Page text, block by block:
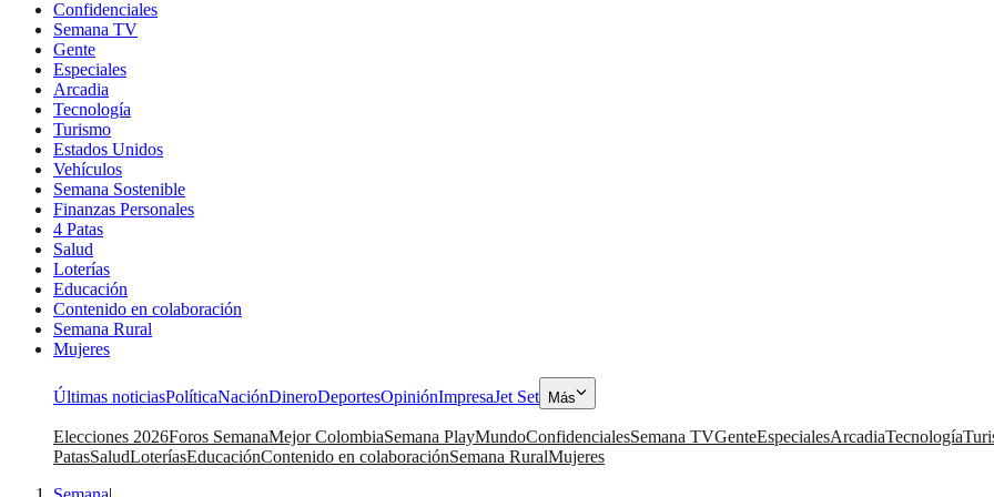
Confidenciales
Semana TV
Gente
Especiales
Arcadia
Tecnología
Turismo
Estados Unidos
Vehículos
Semana Sostenible
Finanzas Personales
4 Patas
Salud
Loterías
Educación
Contenido en colaboración
Semana Rural
Mujeres
Últimas noticiasPolíticaNaciónDineroDeportesOpiniónImpresaJet Set Más
Elecciones 2026Foros SemanaMejor ColombiaSemana PlayMundoConfidencialesSemana TVGenteEspecialesArcadiaTecnología
PatasSaludLoteríasEducaciónContenido en colaboraciónSemana RuralMujeres